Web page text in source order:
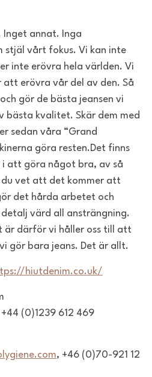
Inget annat. Inga
stjäl vårt fokus. Vi kan inte
inte erövra hela världen. Vi
erövra vår del av den. Så
gör de bästa jeansen vi
bästa kvalitet. Skär dem med
sedan våra “Grand
göra resten. Det finns
att göra något bra, av så
vet att det kommer att
det hårda arbetet och
värd all ansträngning.
är därför vi håller oss till att
gör bara jeans. Det är allt.
hiutdenim.co.uk/
+44 (0)1239 612 469
, +46 (0)70-921 12